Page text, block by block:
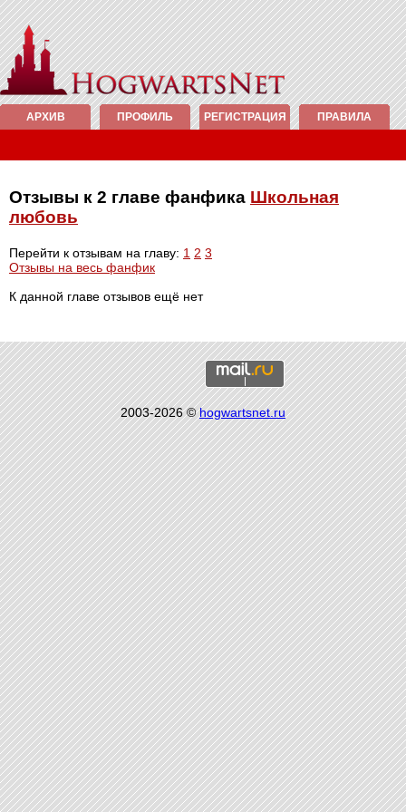
АРХИВ ПРОФИЛЬ РЕГИСТРАЦИЯ ПРАВИЛА
Отзывы к 2 главе фанфика Школьная
любовь
Перейти к отзывам на главу: 1 2 3
Отзывы на весь фанфик
К данной главе отзывов ещё нет
2003-2026 ©hogwartsnet.ru